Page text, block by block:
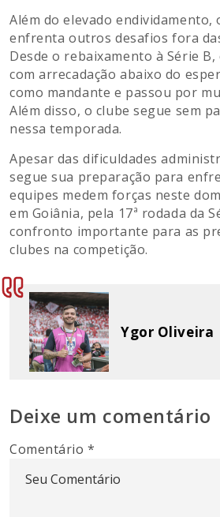
Além do elevado endividamento,
enfrenta outros desafios fora
Desde o rebaixamento à Série
com arrecadação abaixo do
como mandante e passou por
Além disso, o clube segue sem
nessa temporada.
Apesar das dificuldades
segue sua preparação para
equipes medem forças neste
em Goiânia, pela 17ª rodada da
confronto importante para as
clubes na competição.
Ygor Oliveira
Deixe um comentário
Comentário*